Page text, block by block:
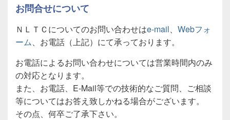
お問合せについて
ＮＬＴＣについてのお問い合わせはe-mail、 Webフォ
ーム、お電話（上記）にて承っております。
お電話によるお問い合わせについては営業時間内のみ
の対応となります。
また、お電話、E-Mail等での技術的なご質問、ご相談
等についてはお答え致しかねる場合がございます。
その点、何卒ご了承下さい。